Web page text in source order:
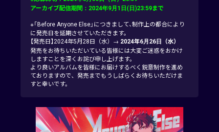
アーカイブ配信期間：2024年9月1日(日)23:59まで
※「Before Anyone Else」につきまして、制作上の都合により
に発売日を延期させていただきます。
【発売日】2024年5月28日（水）→ 2024年6月26日（水）
発売をお待ちいただいている皆様には大変ご迷惑をおかけ
しますことを深くお詫び申し上げます。
より良いアルバムを皆様にお届けするべく鋭意制作を進め
ておりますので、発売までもうしばらくお待ちいただけま
すと幸いです。